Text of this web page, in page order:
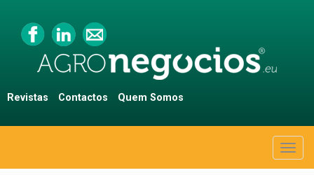
Revistas Contactos Quem Somos